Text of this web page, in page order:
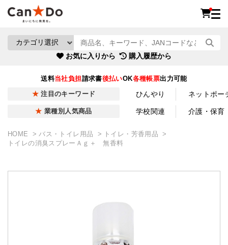
お気に入りから 購入履歴から
送料当社負担請求書後払いOK各種帳票出力可能
注目のキーワード ひんやり ネットポー
業種別人気商品 学校関連 介護・保育
HOME バス・トイレ用品
トイレ・芳香用品
トイレの消臭スプレーＡｇ＋ 無香料